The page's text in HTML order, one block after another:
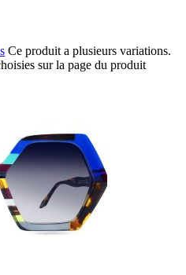
Ce produit a plusieurs variations.
sur la page du produit